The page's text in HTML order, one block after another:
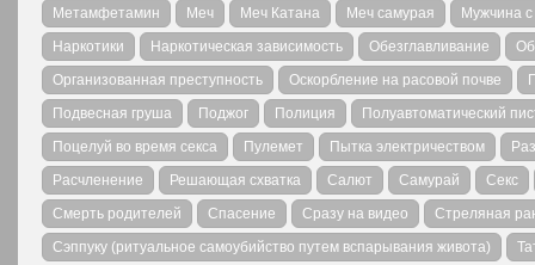
Метамфетамин
Меч Меч Катана Меч самурая
Мужчина
Наркотики
Наркотическая зависимость Обезглавливание
Организованная преступность
Оскорбление на расовой почве
Подвесная груша
Поджог Полиция
Полуавтоматический
Поцелуй во время секса
Пулемет Пытка электричеством
Расчленение
Решающая схватка Салют Самурай
Секс
Смерть родителей
Спасение Сразу на видео
Стреляная
Сэппуку (ритуальное самоубийство путем вспарывания живота)